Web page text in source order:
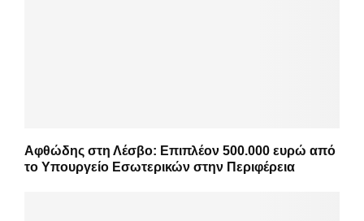
Αφθώδης στη Λέσβο: Επιπλέον 500.000 ευρώ από
το Υπουργείο Εσωτερικών στην Περιφέρεια